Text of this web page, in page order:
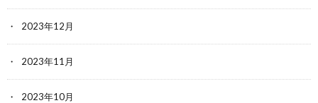
2023年12月
2023年11月
2023年10月